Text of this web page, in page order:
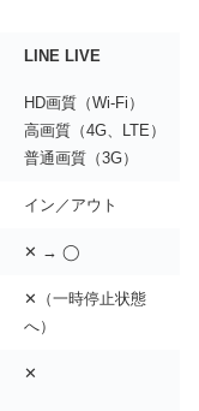
LINE LIVE
HD画質（Wi-Fi）
高画質（4G、LTE）
普通画質（3G）
イン／アウト
✕ → ◯
✕（一時停止状態
へ）
✕